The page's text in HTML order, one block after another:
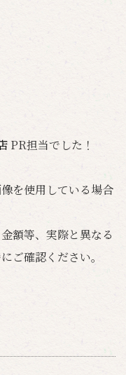
PR担当でした！
を使用している場合
額等、実際と異なる
ご確認ください。